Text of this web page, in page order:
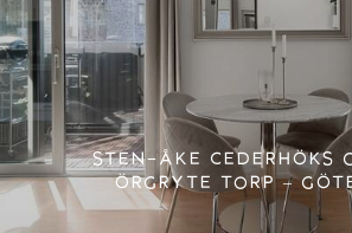
STEN-ÅKE CEDERHÖKS
ÖRGRYTE TORP –